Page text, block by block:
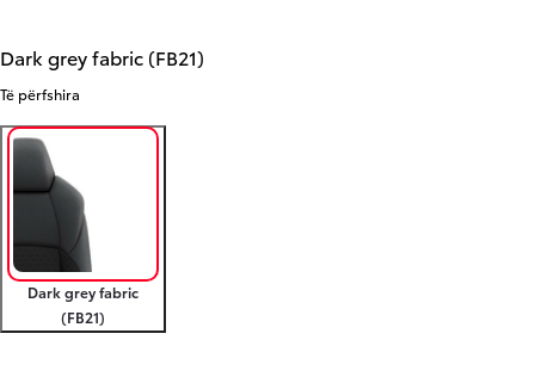
Dark grey fabric (FB21)
Të përfshira
Dark grey fabric
(FB21)